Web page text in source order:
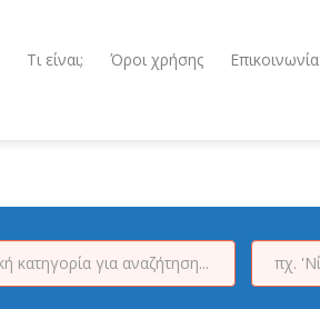
Τι είναι; Όροι χρήσης Επικοινωνία